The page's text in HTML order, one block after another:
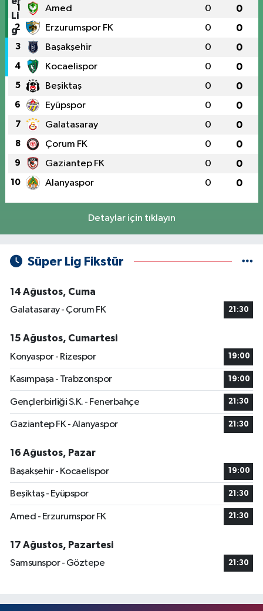
1 Amed 0 0
2 Erzurumspor FK 0 0
3 Başakşehir 0 0
4 Kocaelispor 0 0
5 Beşiktaş 0 0
6 Eyüpspor 0 0
7 Galatasaray 0 0
8 Çorum FK 0 0
9 Gaziantep FK 0 0
10 Alanyaspor 0 0
Detaylar için tıklayın
Süper Lig Fikstür
14 Ağustos, Cuma
Galatasaray - Çorum FK
21:30
15 Ağustos, Cumartesi
Konyaspor - Rizespor
19:00
Kasımpaşa - Trabzonspor 19:00
Gençlerbirliği S.K. - Fenerbahçe 21:30
Gaziantep FK - Alanyaspor 21:30
16 Ağustos, Pazar
Başakşehir - Kocaelispor
19:00
Beşiktaş - Eyüpspor 21:30
Amed - Erzurumspor FK 21:30
17 Ağustos, Pazartesi
Samsunspor - Göztepe
21:30